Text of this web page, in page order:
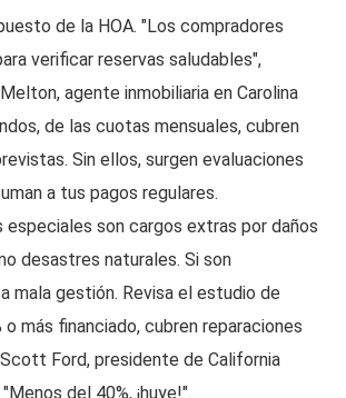
de la HOA. "Los compradores
verificar reservas saludables",
agente inmobiliaria en Carolina
de las cuotas mensuales, cubren
Sin ellos, surgen evaluaciones
a tus pagos regulares.
especiales son cargos extras por daños
desastres naturales. Si son
mala gestión. Revisa el estudio de
o más financiado, cubren reparaciones
Ford, presidente de California
del 40%, ¡huye!".